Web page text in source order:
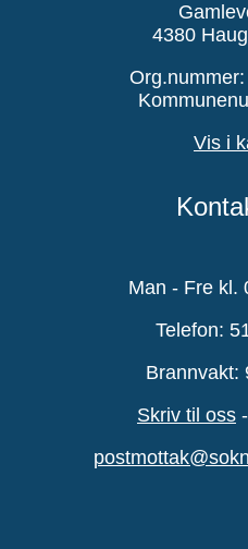
4380
Vis i
Man - Fre kl.
Telefon:
Brannvakt:
Skriv til oss -